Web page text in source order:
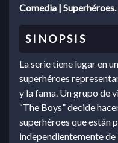
Comedia |
La serie tiene lugar en
superhéroes
y la fama. Un grupo de
“The Boys” decide
superhéroes que están
independientemente